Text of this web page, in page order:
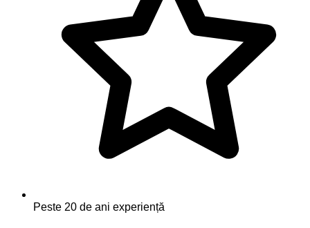
Peste 20 de ani experiență